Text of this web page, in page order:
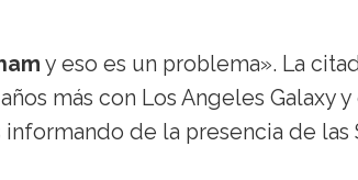
y eso es un problema». La
más con Los Angeles Galaxy y
de la presencia de las